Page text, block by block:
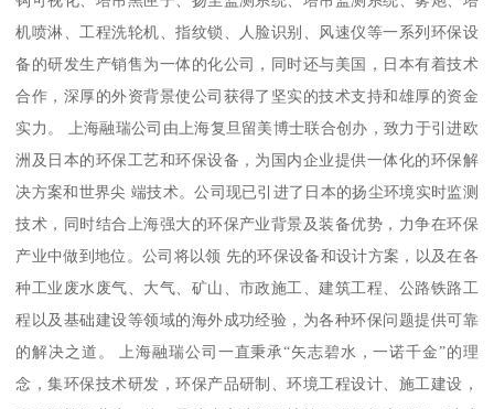
机喷淋、工程洗轮机、指纹锁、人脸识别、风速仪等一系列环保设
备的研发生产销售为一体的化公司，同时还与美国，日本有着技术
合作，深厚的外资背景使公司获得了坚实的技术支持和雄厚的资金
实力。 上海融瑞公司由上海复旦留美博士联合创办，致力于引进欧
洲及日本的环保工艺和环保设备，为国内企业提供一体化的环保解
决方案和世界尖 端技术。公司现已引进了日本的扬尘环境实时监测
技术，同时结合上海强大的环保产业背景及装备优势，力争在环保
产业中做到地位。公司将以领 先的环保设备和设计方案，以及在各
种工业废水废气、大气、矿山、市政施工、建筑工程、公路铁路工
程以及基础建设等领域的海外成功经验，为各种环保问题提供可靠
的解决之道。 上海融瑞公司一直秉承“矢志碧水，一诺千金”的理
念，集环保技术研发，环保产品研制、环境工程设计、施工建设，